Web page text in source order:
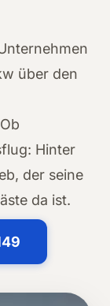
über den
Hinter
der seine
da ist.